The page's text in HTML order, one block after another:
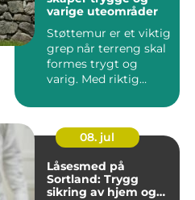
varige uteområder
Støttemur er et viktig
grep når terreng skal
formes trygt og
varig. Med riktig
08. jul
Låsesmed på
Sortland: Trygg
sikring av hjem og